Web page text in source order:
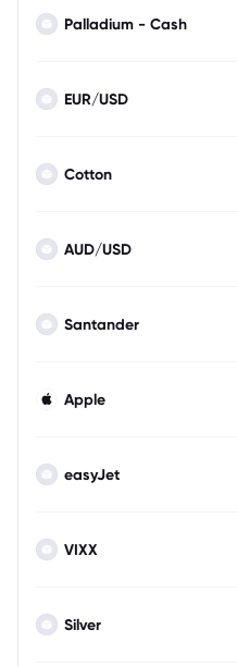
Palladium - Cash
EUR/USD
Cotton
AUD/USD
Santander
Apple
easyJet
VIXX
Silver